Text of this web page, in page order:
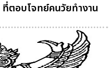
ที่ตอบโจทย์คนวัยทำงาน